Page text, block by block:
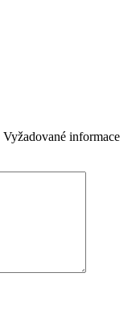
Vyžadované informace